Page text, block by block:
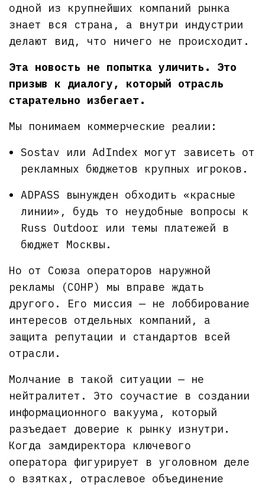
одной из крупнейших компаний рынка
знает вся страна, а внутри индустрии
делают вид, что ничего не происходит.
Эта новость не попытка уличить. Это
призыв к диалогу, который отрасль
старательно избегает.
Мы понимаем коммерческие реалии:
Sostav или AdIndex могут зависеть от
рекламных бюджетов крупных игроков.
ADPASS вынужден обходить «красные
линии», будь то неудобные вопросы к
Russ Outdoor или темы платежей в
бюджет Москвы.
Но от Союза операторов наружной
рекламы (СОНР) мы вправе ждать
другого. Его миссия — не лоббирование
интересов отдельных компаний, а
защита репутации и стандартов всей
отрасли.
Молчание в такой ситуации — не
нейтралитет. Это соучастие в создании
информационного вакуума, который
разъедает доверие к рынку изнутри.
Когда замдиректора ключевого
оператора фигурирует в уголовном деле
о взятках, отраслевое объединение